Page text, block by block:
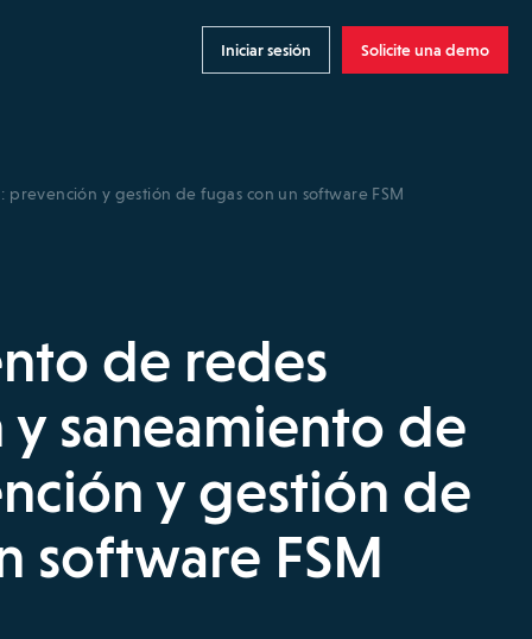
Iniciar sesión Solicite una demo
y gestión de fugas con un software FSM
de redes
saneamiento de
y gestión de
software FSM